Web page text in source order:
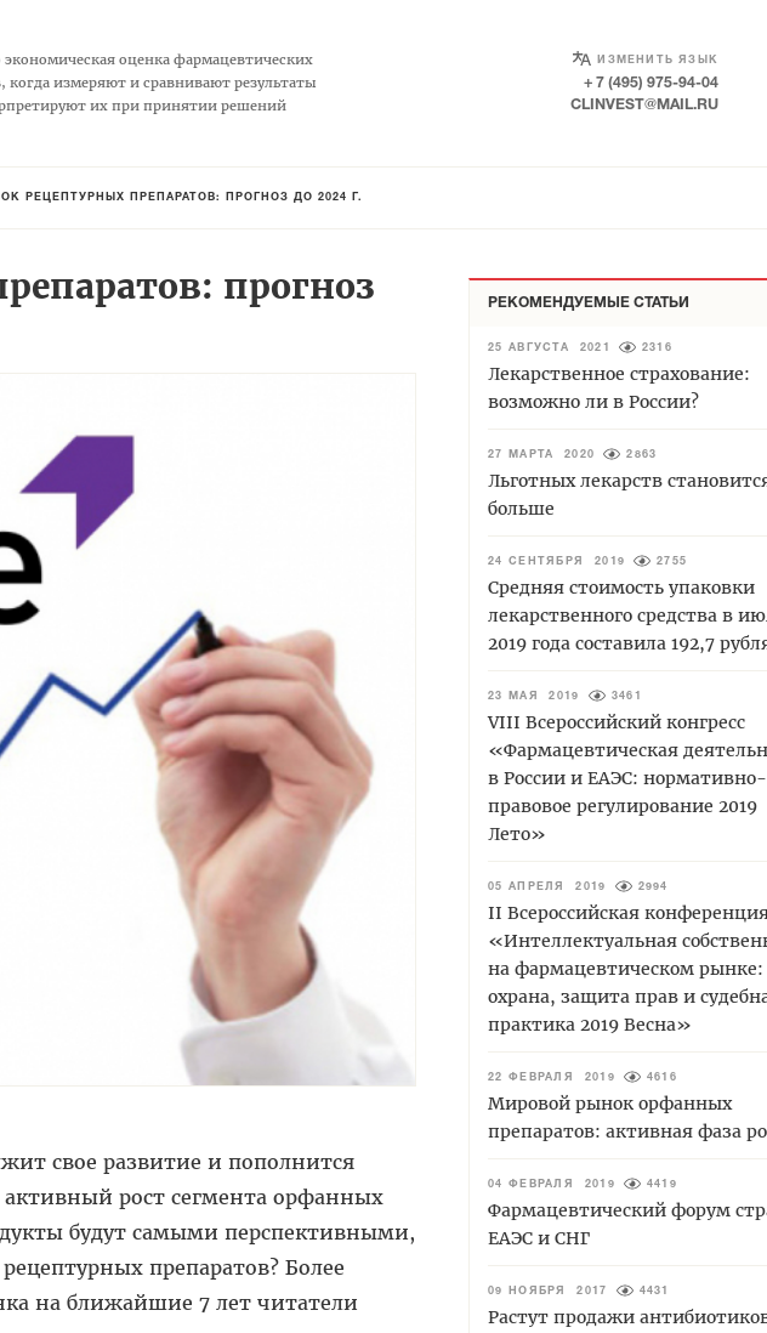
оценка фармацевтических
измеряют и сравнивают результаты
их при принятии решений
ИЗМЕНИТЬ ЯЗЫК
SELECT LANGUAGE
+ 7 (495) 975-94-04
CLINVEST@MAIL.RU
РЕЦЕПТУРНЫХ ПРЕПАРАТОВ: ПРОГНОЗ ДО 2024 Г.
прогноз
свое развитие и пополнится
рост сегмента орфанных
будут самыми перспективными,
препаратов? Более
на ближайшие 7 лет читатели
РЕКОМЕНДУЕМЫЕ СТАТЬИ
25 АВГУСТА 2021 2316
Лекарственное страхование:
возможно ли в России?
27 МАРТА 2020 2863
Льготных лекарств
больше
24 СЕНТЯБРЯ 2019 2755
Средняя стоимость упаковки
лекарственного средства в
2019 года составила 192,7
23 МАЯ 2019 3461
VIII Всероссийский конгресс
«Фармацевтическая
в России и ЕАЭС: нормативно-
правовое регулирование 2019
Лето»
05 АПРЕЛЯ 2019 2994
II Всероссийская
«Интеллектуальная
на фармацевтическом рынке:
охрана, защита прав и
практика 2019 Весна»
22 ФЕВРАЛЯ 2019 4616
Мировой рынок орфанных
препаратов: активная фаза
04 ФЕВРАЛЯ 2019 4419
Фармацевтический форум
ЕАЭС и СНГ
09 НОЯБРЯ 2017 4431
Растут продажи